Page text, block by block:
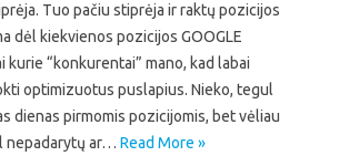
Tuo pačiu stiprėja ir raktų pozicijos
dėl kiekvienos pozicijos GOOGLE
kurie “konkurentai” mano, kad labai
optimizuotus puslapius. Nieko, tegul
dienas pirmomis pozicijomis, bet vėliau
nepadarytų ar… Read More »